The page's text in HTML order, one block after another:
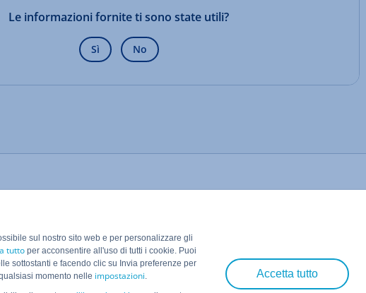
Le informazioni fornite ti sono state utili?
Sì No
sul nostro sito web e per personalizzare gli
tuttoper acconsentire all'uso di tutti i cookie. Puoi
sottostanti e facendo clic su Invia preferenze per
momento nelle impostazioni.
Accetta tutto